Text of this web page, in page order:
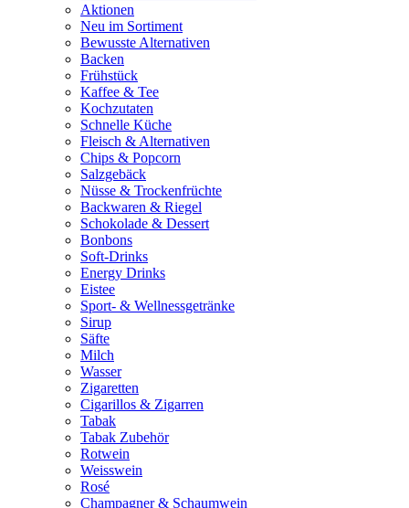
Aktionen
Neu im Sortiment
Bewusste Alternativen
Backen
Frühstück
Kaffee & Tee
Kochzutaten
Schnelle Küche
Fleisch & Alternativen
Chips & Popcorn
Salzgebäck
Nüsse & Trockenfrüchte
Backwaren & Riegel
Schokolade & Dessert
Bonbons
Soft-Drinks
Energy Drinks
Eistee
Sport- & Wellnessgetränke
Sirup
Säfte
Milch
Wasser
Zigaretten
Cigarillos & Zigarren
Tabak
Tabak Zubehör
Rotwein
Weisswein
Rosé
Champagner & Schaumwein